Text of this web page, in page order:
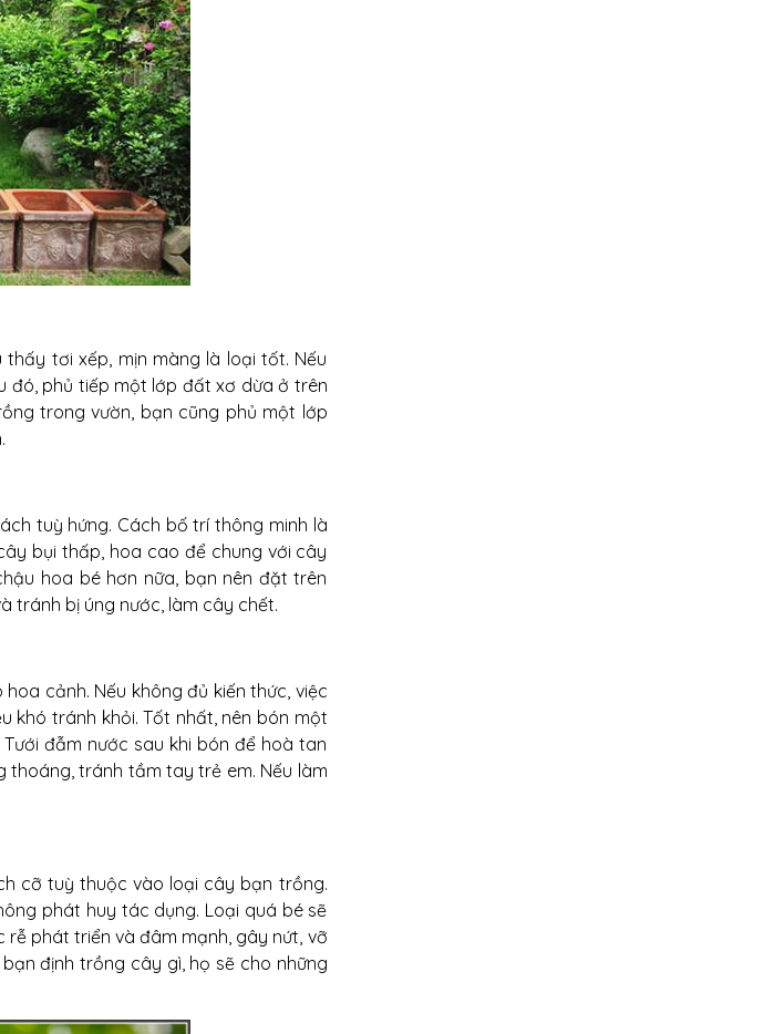
tơi xếp, mịn màng là loại tốt. Nếu
đó, phủ tiếp một lớp đất xơ dừa ở trên
trong vườn, bạn cũng phủ một lớp
tuỳ hứng. Cách bố trí thông minh là
bụi thấp, hoa cao để chung với cây
hoa bé hơn nữa, bạn nên đặt trên
tránh bị úng nước, làm cây chết.
cảnh. Nếu không đủ kiến thức, việc
khó tránh khỏi. Tốt nhất, nên bón một
đẫm nước sau khi bón để hoà tan
thoáng, tránh tầm tay trẻ em. Nếu làm
cỡ tuỳ thuộc vào loại cây bạn trồng.
phát huy tác dụng. Loại quá bé sẽ
phát triển và đâm mạnh, gây nứt, vỡ
định trồng cây gì, họ sẽ cho những